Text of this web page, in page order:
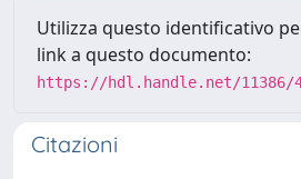
Utilizza questo identificativo
link a questo documento:
https://hdl.handle.net/11386/
Citazioni